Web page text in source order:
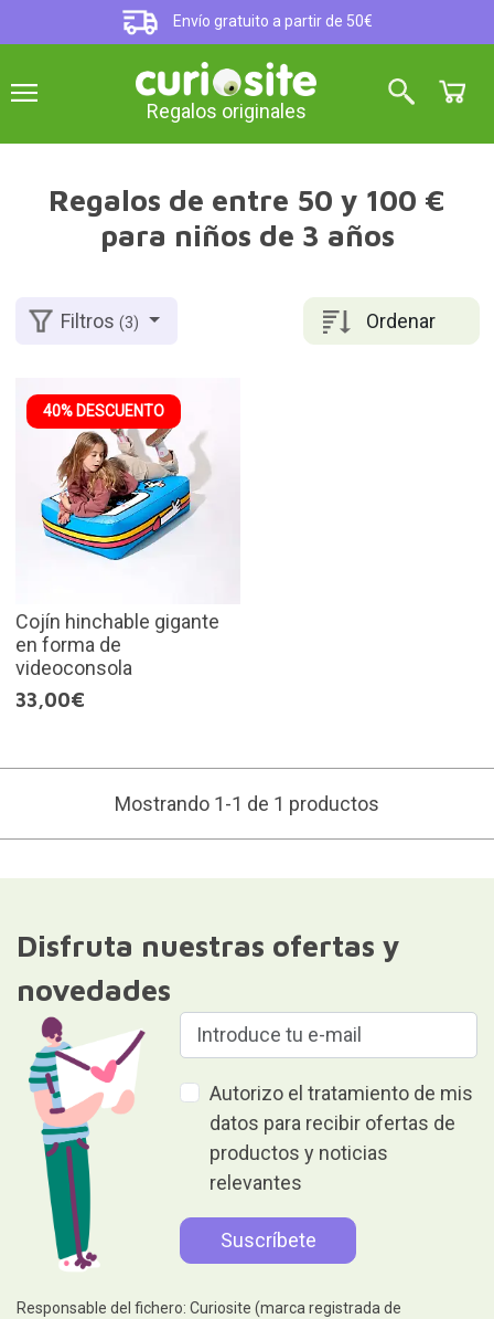
Envío gratuito a partir de 50€
Regalos originales
Regalos de entre 50 y 100 €
para niños de 3 años
Ordenar
Filtros(3)
40% DESCUENTO
Cojín hinchable gigante
en forma de
videoconsola
33,00€
Mostrando 1-1 de 1 productos
Disfruta nuestras ofertas y
novedades
Autorizo el tratamiento de mis
datos para recibir ofertas de
productos y noticias
relevantes
Responsable del fichero: Curiosite (marca registrada de